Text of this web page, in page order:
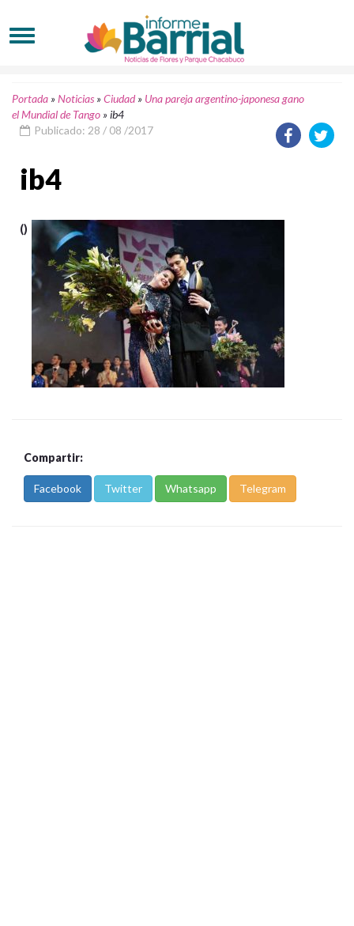
Portada »Noticias »Ciudad» Una pareja argentino-japonesa gano
el Mundial de Tango »ib4
Publicado: 28 / 08 /2017
ib4
()
Compartir:
Facebook Twitter Whatsapp Telegram